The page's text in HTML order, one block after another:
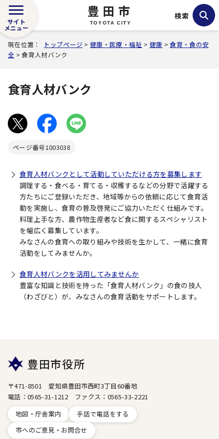
豊田市
TOYOTA CITY
サイト
メニュー
検索
現在位置： トップページ >健康・医療・福祉 > 健康 >食育・食の安
全 > 食育人材バンク
食育人材バンク
ページ番号1003038
食育人材バンクとして活動していただける方を募集します
調理する・食べる・育てる・収穫するなどの分野で活躍する
方たちにご登録いただき、地域等からの依頼に応じて食育活
動を実施し、食育の普及啓発にご協力いただく仕組みです。
料理上手な方、農作物生産者など食に関するスペシャリスト
を幅広く募集しています。
みなさんの食育への取り組みや技術を生かして、一緒に食育
活動をしてみませんか。
食育人材バンクを活用してみませんか
豊富な知識と技術を持った「食育人材バンク」の食の技人
（わざびと）が、みなさんの食育活動をサポートします。
豊田市役所
〒471-8501 愛知県豊田市西町3丁目60番地
電話：0565-31-1212 ファクス：0565-33-2221
地図・庁舎案内
手話で電話をする
市へのご意見・お問合せ